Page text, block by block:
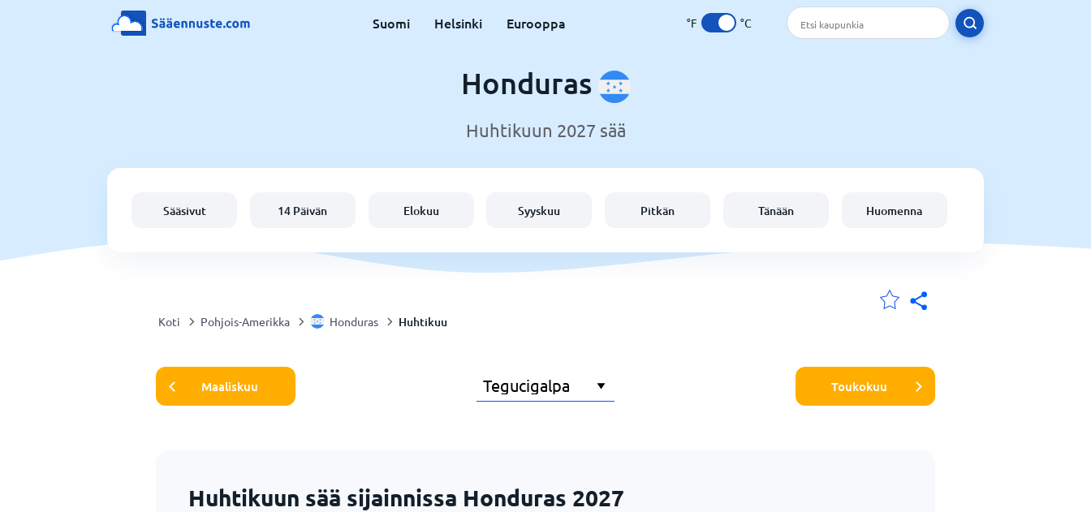
Suomi Helsinki Eurooppa °F °C
Honduras
Huhtikuun 2027 sää
Sääsivut 14 Päivän Elokuu Syyskuu Pitkän Tänään Huomenna
Koti Pohjois-Amerikka Honduras Huhtikuu
Maaliskuu Toukokuu
Huhtikuun sää sijainnissa Honduras 2027